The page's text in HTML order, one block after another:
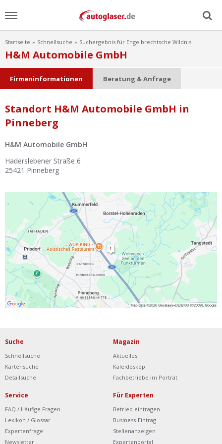
Menu
Home
Ratgeber
Scheibensuche
FAQ
Lexikon
Ist Ihre Werkstatt schon dabei?
Kostenlos eintragen
Werkstatt Login
Startseite Schnellsuche Suchergebnis für Engelbrechtsche Wildnis
H&M Automobile GmbH
Firmeninformationen Beratung & Anfrage
Standort H&M Automobile GmbH in
Pinneberg
H&M Automobile GmbH
Haderslebener Straße 6
25421 Pinneberg
Suche
Schnellsuche
Kartensuche
Detailsuche
Magazin
Aktuelles
Kaleidoskop
Fachbetriebe im Porträt
Service
FAQ / Häufige Fragen
Lexikon / Glossar
Expertenfrage
Newsletter
Für Experten
Betrieb eintragen
Business-Eintrag
Stellenanzeigen
Expertenportal